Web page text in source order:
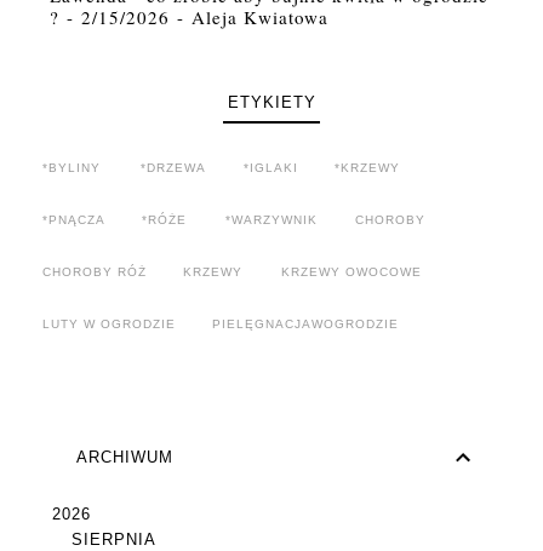
? - 2/15/2026 - Aleja Kwiatowa
ETYKIETY
*BYLINY *DRZEWA *IGLAKI *KRZEWY
*PNĄCZA *RÓŻE *WARZYWNIK CHOROBY
CHOROBY RÓŻ KRZEWY KRZEWY OWOCOWE
LUTY W OGRODZIE PIELĘGNACJAWOGRODZIE
ARCHIWUM
2026
SIERPNIA